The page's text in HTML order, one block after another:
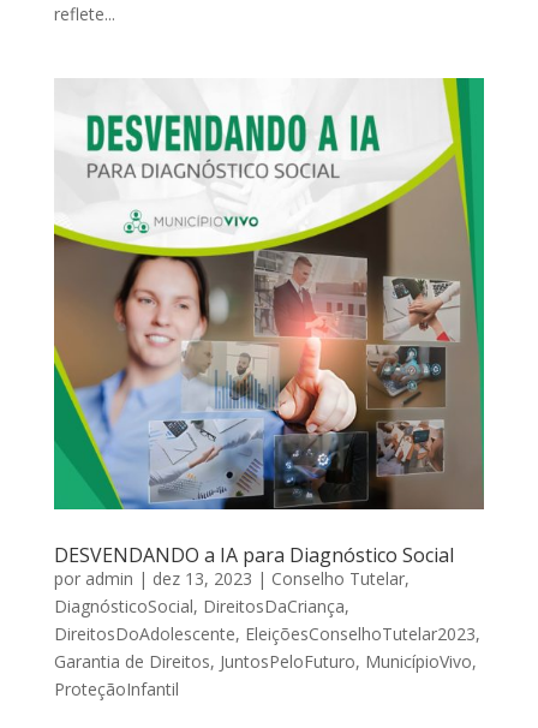
reflete...
DESVENDANDO a IA para Diagnóstico Social
por admin | dez 13, 2023 | Conselho Tutelar,
DiagnósticoSocial, DireitosDaCriança,
DireitosDoAdolescente, EleiçõesConselhoTutelar2023,
Garantia de Direitos, JuntosPeloFuturo, MunicípioVivo,
ProteçãoInfantil